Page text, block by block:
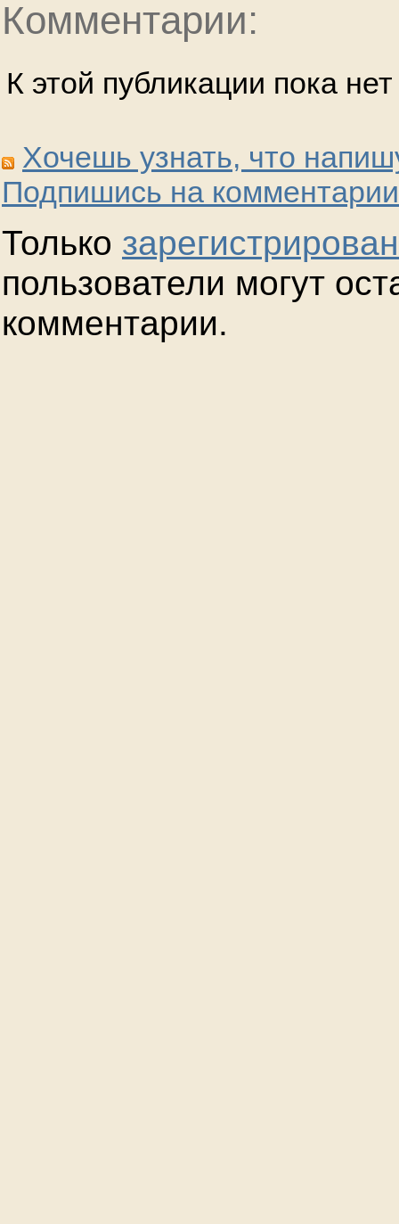
Комментарии:
К этой публикации пока
Хочешь узнать, что
Подпишись на
Только
пользователи могут
комментарии.